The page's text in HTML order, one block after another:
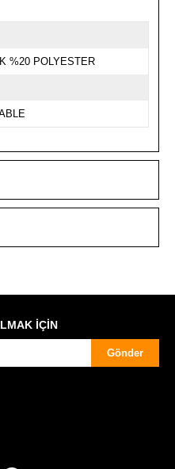
%20 POLYESTER
İÇİN
Gönder